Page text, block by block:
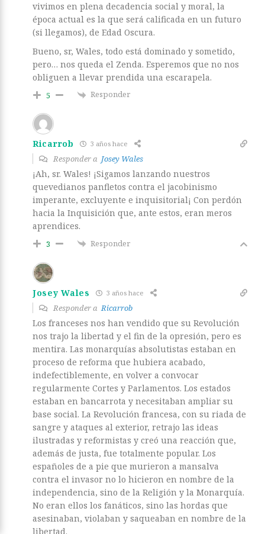
vivimos en plena decadencia social y moral, la
época actual es la que será calificada en un futuro
(si llegamos), de Edad Oscura.
Bueno, sr, Wales, todo está dominado y sometido,
pero… nos queda el Zenda. Esperemos que no nos
obliguen a llevar prendida una escarapela.
5 Responder
Ricarrob 3 años hace
Responder a Josey Wales
¡Ah, sr. Wales! ¡Sigamos lanzando nuestros
quevedianos panfletos contra el jacobinismo
imperante, excluyente e inquisitorial¡ Con perdón
hacia la Inquisición que, ante estos, eran meros
aprendices.
3 Responder
Josey Wales 3 años hace
Responder aRicarrob
Los franceses nos han vendido que su Revolución
nos trajo la libertad y el fin de la opresión, pero es
mentira. Las monarquías absolutistas estaban en
proceso de reforma que hubiera acabado,
indefectiblemente, en volver a convocar
regularmente Cortes y Parlamentos. Los estados
estaban en bancarrota y necesitaban ampliar su
base social. La Revolución francesa, con su riada de
sangre y ataques al exterior, retrajo las ideas
ilustradas y reformistas y creó una reacción que,
además de justa, fue totalmente popular. Los
españoles de a pie que murieron a mansalva
contra el invasor no lo hicieron en nombre de la
independencia, sino de la Religión y la Monarquía.
No eran ellos los fanáticos, sino las hordas que
asesinaban, violaban y saqueaban en nombre de la
libertad.